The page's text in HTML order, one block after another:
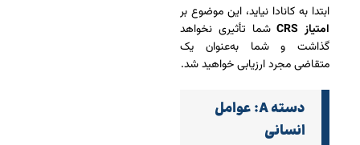
ابتدا به کانادا نیاید، این موضوع بر
امتیاز CRS
شما تأثیری نخواهد
گذاشت و شما به‌عنوان یک
متقاضی مجرد ارزیابی خواهید شد.
دسته A: عوامل
انسانی